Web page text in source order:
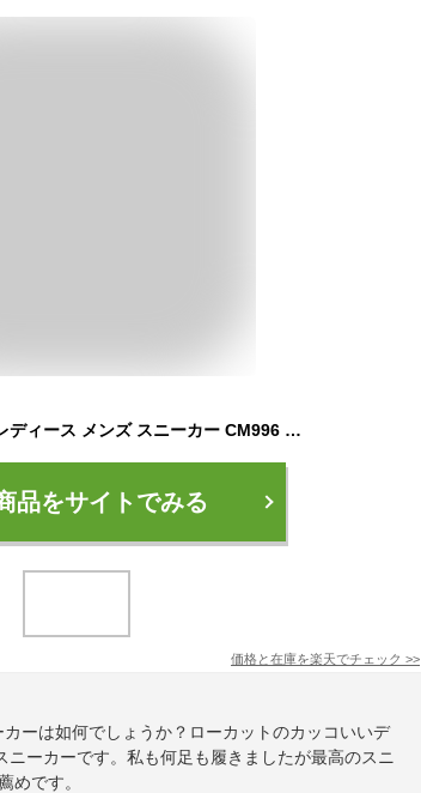
ニューバランス 996 レディース メンズ スニーカー CM996 靴 シューズ ローカット new balance CM996TG2 CM996TF2 CM996TH2 NB
品をサイトでみる
価格と在庫を楽天でチェック >>
ーは如何でしょうか？ローカットのカッコいいデ
ーカーです。私も何足も履きましたが最高のスニ
めです。